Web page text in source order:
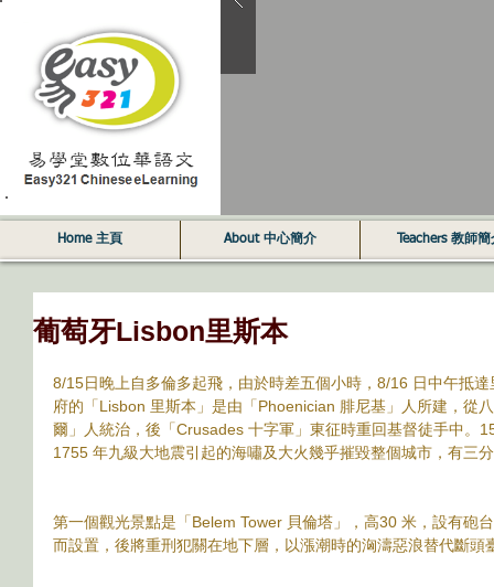
Home 主頁 About 中心簡介 Teachers 教師簡
葡萄牙Lisbon里斯本
8/15日晚上自多倫多起飛，由於時差五個小時，8/16 日中午抵
府的「Lisbon 里斯本」是由「Phoenician 腓尼基」人所建，從
爾」人統治，後「Crusades 十字軍」東征時重回基督徒手中。
1755 年九級大地震引起的海嘯及大火幾乎摧毀整個城市，有三
第一個觀光景點是「Belem Tower 貝倫塔」，高30 米，設有砲
而設置，後將重刑犯關在地下層，以漲潮時的洶濤惡浪替代斷頭